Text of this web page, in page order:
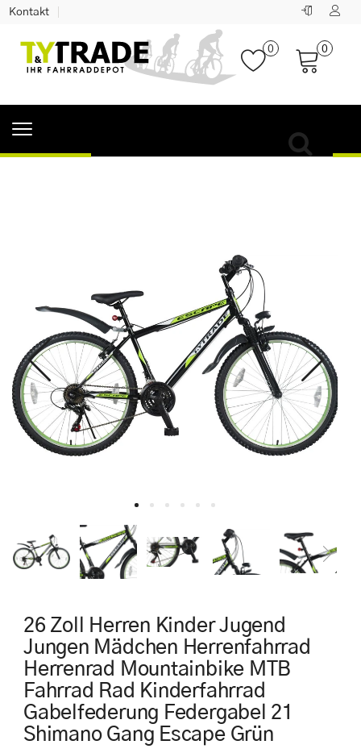
Kontakt
0 0
26 Zoll Herren Kinder Jugend
Jungen Mädchen Herrenfahrrad
Herrenrad Mountainbike MTB
Fahrrad Rad Kinderfahrrad
Gabelfederung Federgabel 21
Shimano Gang Escape Grün